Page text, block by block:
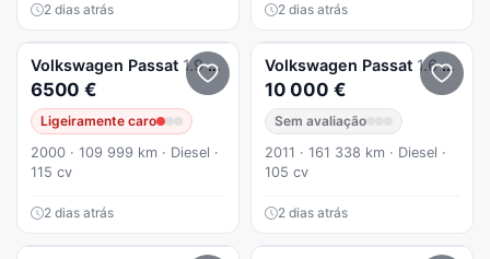
2 dias atrás 2 dias atrás
Volkswagen Passat 1.9 TDi Confortline Tip
6500 €
Ligeiramente caro
2000 · 109 999 km · Diesel ·
115 cv
2 dias atrás
Volkswagen Passat 1.6 TDI Confortline
10 000 €
Sem avaliação
2011 · 161 338 km · Diesel ·
105 cv
2 dias atrás